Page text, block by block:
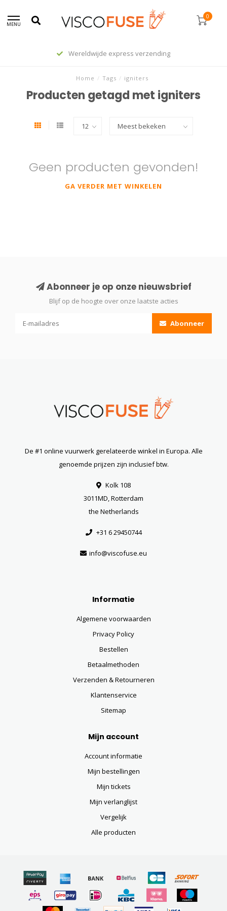
MENU
0
Wereldwijde express verzending
Home / Tags / igniters
Producten getagd met igniters
Geen producten gevonden!
GA VERDER MET WINKELEN
Abonneer je op onze nieuwsbrief
Blijf op de hoogte over onze laatste acties
Abonneer
De #1 online vuurwerk gerelateerde winkel in Europa. Alle
genoemde prijzen zijn inclusief btw.
Kolk 108
3011MD, Rotterdam
the Netherlands
+31 6 29450744
info@viscofuse.eu
Informatie
Algemene voorwaarden
Privacy Policy
Bestellen
Betaalmethoden
Verzenden & Retourneren
Klantenservice
Sitemap
Mijn account
Account informatie
Mijn bestellingen
Mijn tickets
Mijn verlanglijst
Vergelijk
Alle producten